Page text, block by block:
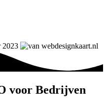
2023
voor Bedrijven